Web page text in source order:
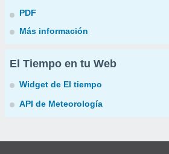
PDF
Más información
El Tiempo en tu Web
Widget de El tiempo
API de Meteorología